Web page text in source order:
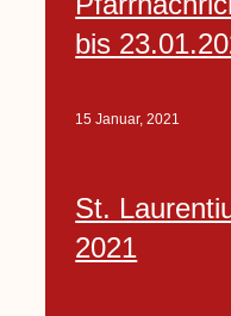
bis
15 Januar, 2021
St.
2021